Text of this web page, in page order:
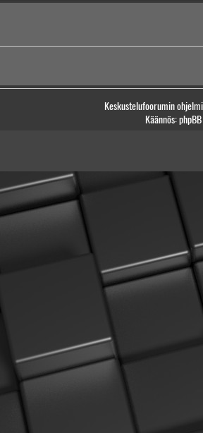
Keskustelufoorumin
Käännös: